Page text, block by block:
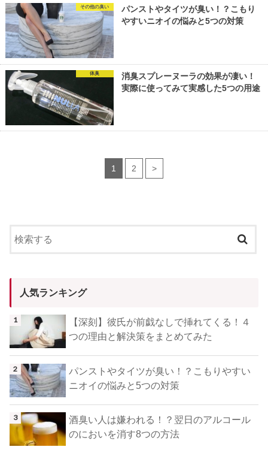
その他の臭い
パンストやタイツが臭い！？こもり
やすいニオイの悩みと5つの対策
体臭
消臭スプレーヌーラの効果が凄い！
実際に使ってみて実感した5つの用途
1 2 >
人気ランキング
【深刻】彼氏が前戯なしで挿れてくる！４
つの理由と解決策をまとめてみた
パンストやタイツが臭い！？こもりやすい
ニオイの悩みと5つの対策
酒臭い人は嫌われる！？翌日のアルコール
のにおいを消す8つの方法